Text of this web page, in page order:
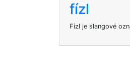
fízl
Fízl je slangové